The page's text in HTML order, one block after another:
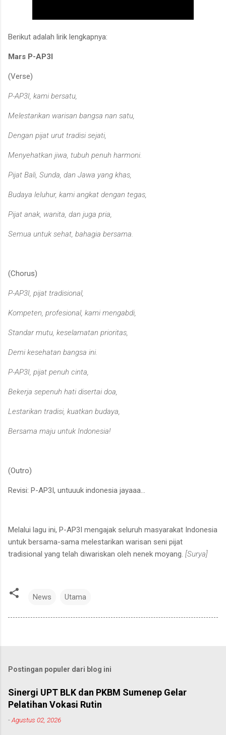
Berikut adalah lirik lengkapnya:
Mars P-AP3I
(Verse)
P-AP3I, kami bersatu,
Melestarikan warisan bangsa nan satu,
Dengan pijat urut tradisi sejati,
Menyehatkan jiwa, tubuh penuh harmoni.
Pijat Bali, Sunda, dan Jawa yang khas,
Budaya leluhur, kami angkat dengan tegas,
Pijat anak, wanita, dan juga pria,
Semua untuk sehat, bahagia bersama.
(Chorus)
P-AP3I, pijat tradisional,
Kompeten, profesional, kami mengabdi,
Standar mutu, keselamatan prioritas,
Demi kesehatan bangsa ini.
P-AP3I, pijat penuh cinta,
Bekerja sepenuh hati disertai doa,
Lestarikan tradisi, kuatkan budaya,
Bersama maju untuk Indonesia!
(Outro)
Revisi: P-AP3I, untuuuk indonesia jayaaa...
Melalui lagu ini, P-AP3I mengajak seluruh masyarakat Indonesia
untuk bersama-sama melestarikan warisan seni pijat
tradisional yang telah diwariskan oleh nenek moyang. [Surya]
News Utama
Postingan populer dari blog ini
Sinergi UPT BLK dan PKBM Sumenep Gelar
Pelatihan Vokasi Rutin
-Agustus 02, 2026